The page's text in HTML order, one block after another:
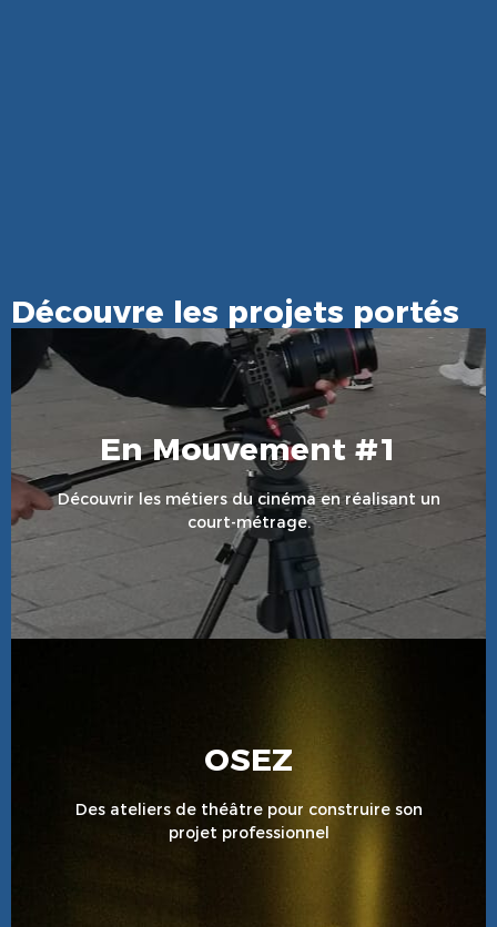
Découvre les projets portés
En Mouvement #1
Découvrir les métiers du cinéma en réalisant un
court-métrage.
En Savoir Plus
OSEZ
Des ateliers de théâtre pour construire son
projet professionnel